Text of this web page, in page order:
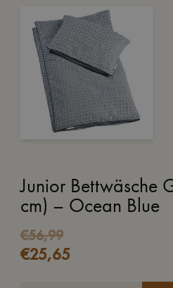
Junior Bettwäsche
cm) – Ocean Blue
€56,99
€25,65